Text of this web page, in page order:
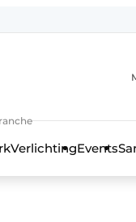
VerlichtingEvents